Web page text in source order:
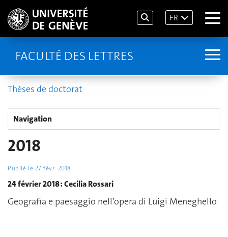
FR
FACULTÉ DES LETTRES
Thèses de doctorat
Navigation
2018
Publié le 27 févr. 2018
24 février 2018 : Cecilia Rossari
Geografia e paesaggio nell’opera di Luigi Meneghello